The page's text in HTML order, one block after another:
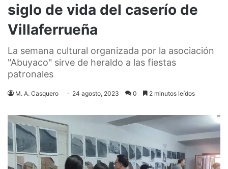
siglo de vida del caserío de
Villaferrueña
La semana cultural organizada por la asociación
"Abuyaco" sirve de heraldo a las fiestas
patronales
M. A. Casquero 24 agosto, 2023 0 2 minutos leídos